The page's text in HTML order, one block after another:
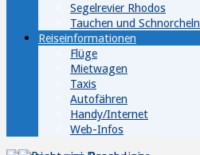
Segelrevier Rhodos
Tauchen und Schnorcheln
Reiseinformationen
Flüge
Mietwagen
Taxis
Autofähren
Handy/Internet
Web-Infos